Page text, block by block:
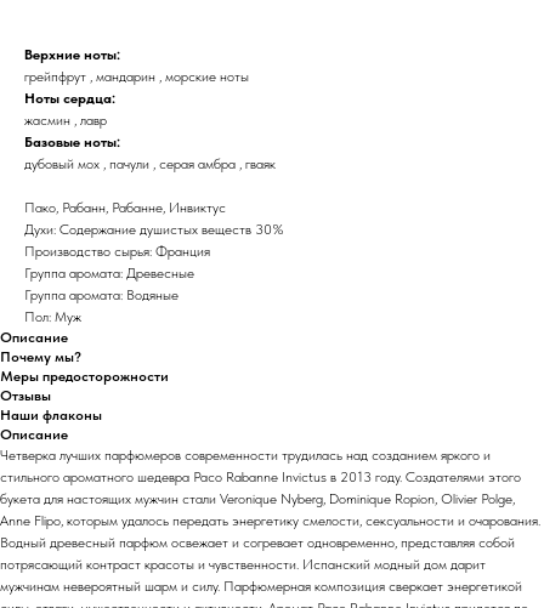
Верхние ноты:
грейпфрут , мандарин , морские ноты
Ноты сердца:
жасмин , лавр
Базовые ноты:
дубовый мох , пачули , серая амбра , гваяк
Пако, Рабанн, Рабанне, Инвиктус
Духи: Содержание душистых веществ 30%
Производство сырья: Франция
Группа аромата: Древесные
Группа аромата: Водяные
Пол: Муж
Описание
Почему мы?
Меры предосторожности
Отзывы
Наши флаконы
Описание
Четверка лучших парфюмеров современности трудилась над созданием яркого и
стильного ароматного шедевра Paco Rabanne Invictus в 2013 году. Создателями этого
букета для настоящих мужчин стали Veronique Nyberg, Dominique Ropion, Olivier Polge,
Anne Flipo, которым удалось передать энергетику смелости, сексуальности и очарования.
Водный древесный парфюм освежает и согревает одновременно, представляя собой
потрясающий контраст красоты и чувственности. Испанский модный дом дарит
мужчинам невероятный шарм и силу. Парфюмерная композиция сверкает энергетикой